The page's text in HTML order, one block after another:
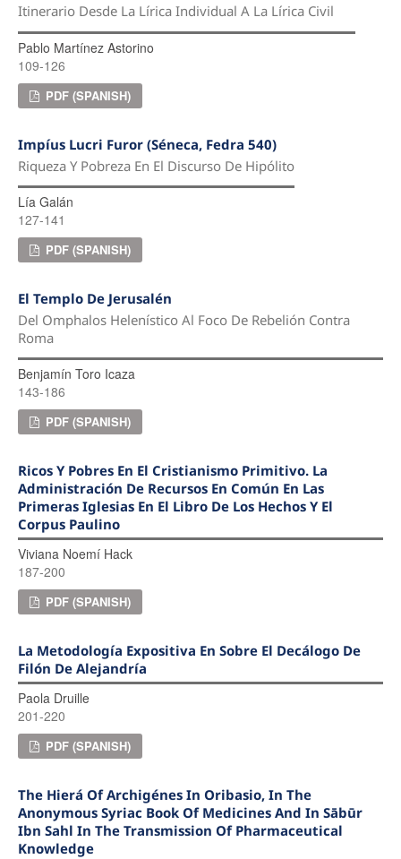
Itinerario Desde La Lírica Individual A La Lírica Civil
Pablo Martínez Astorino
109-126
PDF (SPANISH)
Impíus Lucri Furor (Séneca, Fedra 540)
Riqueza Y Pobreza En El Discurso De Hipólito
Lía Galán
127-141
PDF (SPANISH)
El Templo De Jerusalén
Del Omphalos Helenístico Al Foco De Rebelión Contra
Roma
Benjamín Toro Icaza
143-186
PDF (SPANISH)
Ricos Y Pobres En El Cristianismo Primitivo. La
Administración De Recursos En Común En Las
Primeras Iglesias En El Libro De Los Hechos Y El
Corpus Paulino
Viviana Noemí Hack
187-200
PDF (SPANISH)
La Metodología Expositiva En Sobre El Decálogo De
Filón De Alejandría
Paola Druille
201-220
PDF (SPANISH)
The Hierá Of Archigénes In Oribasio, In The
Anonymous Syriac Book Of Medicines And In Sābūr
Ibn Sahl In The Transmission Of Pharmaceutical
Knowledge